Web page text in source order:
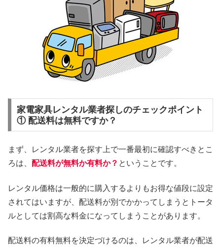
家電家具レンタル業者探しのチェックポイント
① 配送料は無料ですか？
まず、レンタル業者を探す上で一番最初に確認すべきとこ
ろは、 配送料が無料か有料か？ ということです。
レンタル価格は一般的に購入するよりもお得な値段に設定
されてはいますが、配送料が別でかかってしまうとトータ
ルとしては割高な料金になってしまうことがあります。
配送料の有料無料を決定づけるのは、レンタル業者が配送